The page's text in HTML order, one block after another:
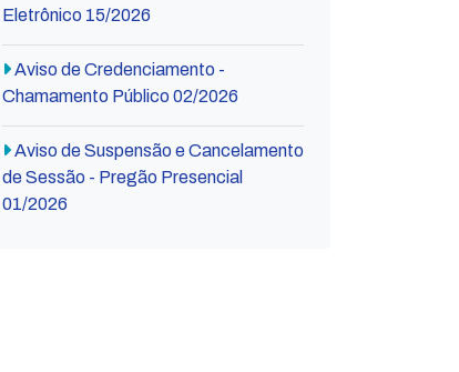
Eletrônico 15/2026
Aviso de Credenciamento -
Chamamento Público 02/2026
Aviso de Suspensão e Cancelamento
de Sessão - Pregão Presencial
01/2026